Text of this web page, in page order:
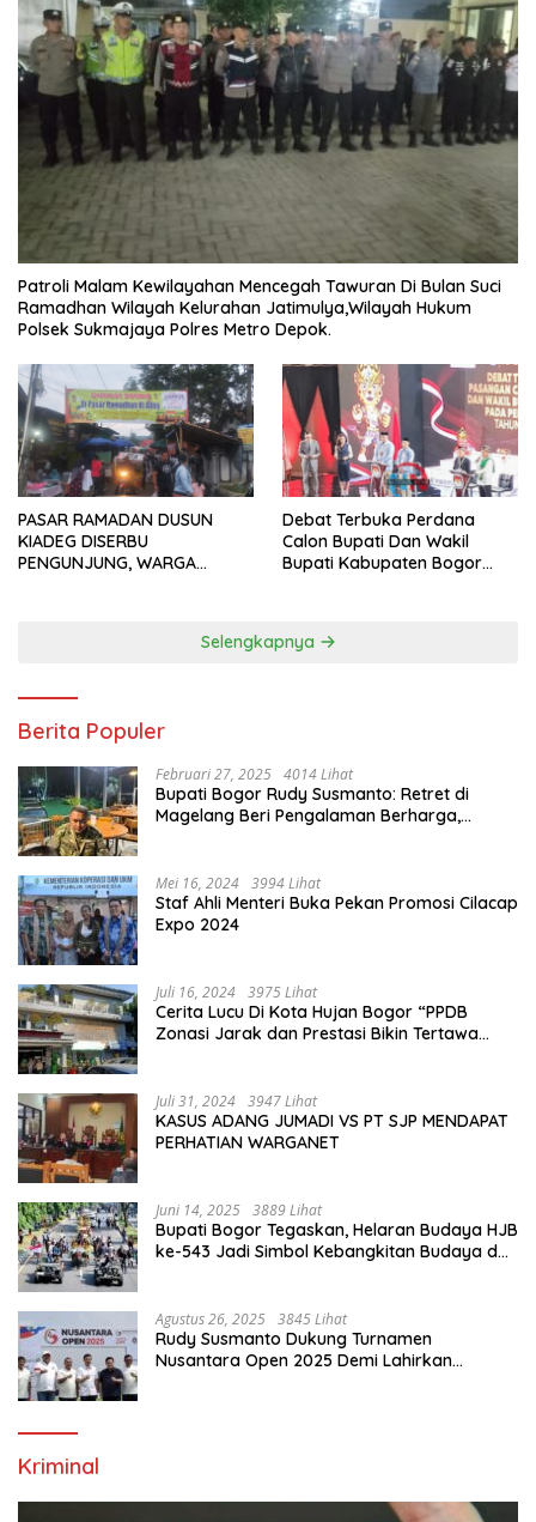
Patroli Malam Kewilayahan Mencegah Tawuran Di Bulan Suci
Ramadhan Wilayah Kelurahan Jatimulya,Wilayah Hukum
Polsek Sukmajaya Polres Metro Depok.
PASAR RAMADAN DUSUN
KIADEG DISERBU
PENGUNJUNG, WARGA
Debat Terbuka Perdana
Calon Bupati Dan Wakil
Bupati Kabupaten Bogor
Selengkapnya
Berita Populer
Februari 27, 2025 4014 Lihat
Bupati Bogor Rudy Susmanto: Retret di
Magelang Beri Pengalaman Berharga,
Mei 16, 2024 3994 Lihat
Staf Ahli Menteri Buka Pekan Promosi Cilacap
Expo 2024
Juli 16, 2024 3975 Lihat
Cerita Lucu Di Kota Hujan Bogor “PPDB
Zonasi Jarak dan Prestasi Bikin Tertawa
Juli 31, 2024 3947 Lihat
KASUS ADANG JUMADI VS PT SJP MENDAPAT
PERHATIAN WARGANET
Juni 14, 2025 3889 Lihat
Bupati Bogor Tegaskan, Helaran Budaya HJB
ke-543 Jadi Simbol Kebangkitan Budaya dan
Agustus 26, 2025 3845 Lihat
Rudy Susmanto Dukung Turnamen
Nusantara Open 2025 Demi Lahirkan
Kriminal